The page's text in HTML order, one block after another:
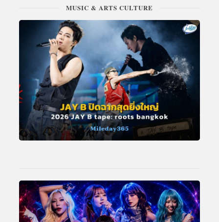
MUSIC & ARTS CULTURE